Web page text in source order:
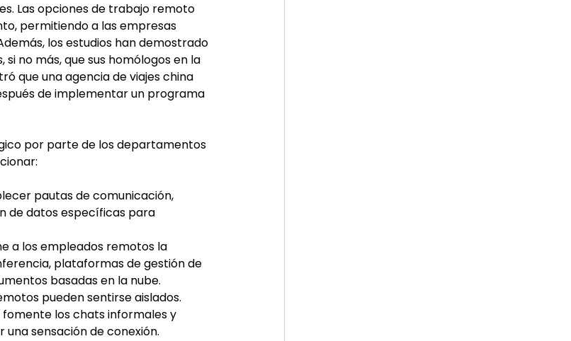
Las opciones de trabajo remoto
permitiendo a las empresas
los estudios han demostrado
no más, que sus homólogos en la
que una agencia de viajes china
de implementar un programa
por parte de los departamentos
pautas de comunicación,
de datos específicas para
a los empleados remotos la
plataformas de gestión de
basadas en la nube.
pueden sentirse aislados.
los chats informales y
sensación de conexión.